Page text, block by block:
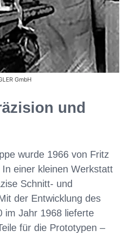
GmbH
und
wurde 1966 von Fritz
einer kleinen Werkstatt
Schnitt- und
der Entwicklung des
im Jahr 1968 lieferte
für die Prototypen –